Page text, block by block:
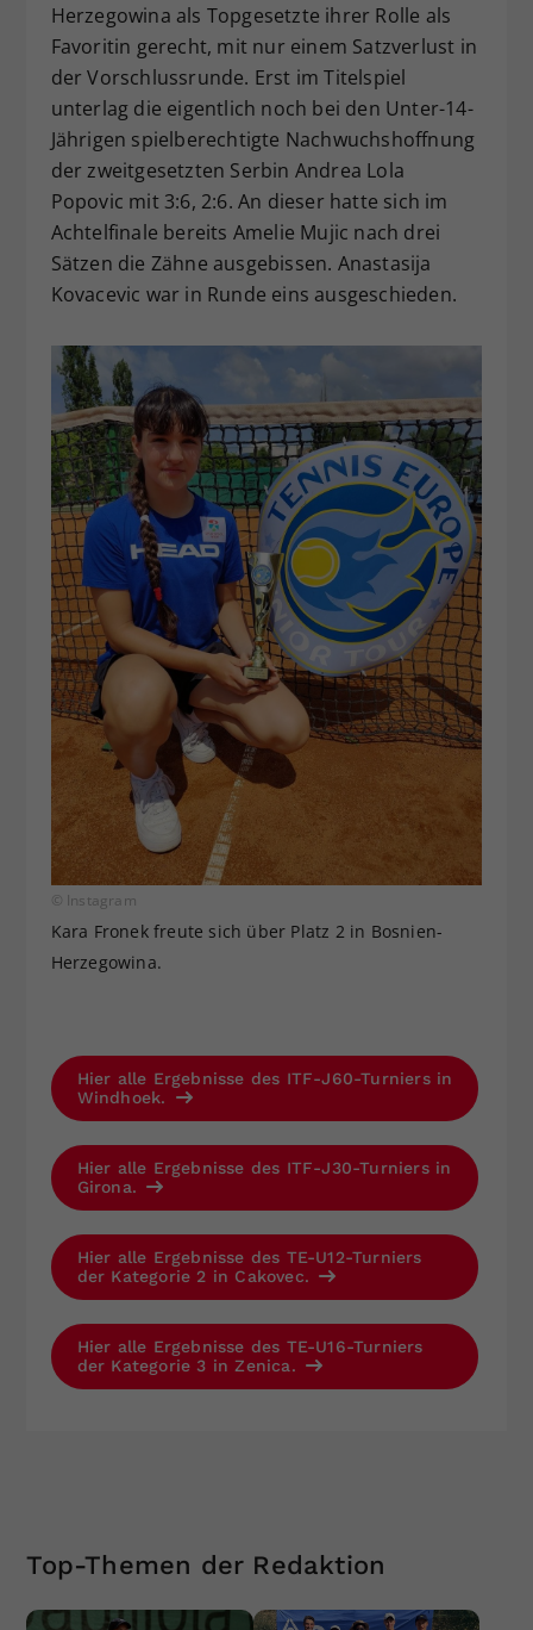
Herzegowina als Topgesetzte ihrer Rolle als
Favoritin gerecht, mit nur einem Satzverlust in
der Vorschlussrunde. Erst im Titelspiel
unterlag die eigentlich noch bei den Unter-14-
Jährigen spielberechtigte Nachwuchshoffnung
der zweitgesetzten Serbin Andrea Lola
Popovic mit 3:6, 2:6. An dieser hatte sich im
Achtelfinale bereits Amelie Mujic nach drei
Sätzen die Zähne ausgebissen. Anastasija
Kovacevic war in Runde eins ausgeschieden.
© Instagram
Kara Fronek freute sich über Platz 2 in Bosnien-
Herzegowina.
Hier alle Ergebnisse des ITF-J60-Turniers in
Windhoek.
Hier alle Ergebnisse des ITF-J30-Turniers in
Girona.
Hier alle Ergebnisse des TE-U12-Turniers
der Kategorie 2 in Cakovec.
Hier alle Ergebnisse des TE-U16-Turniers
der Kategorie 3 in Zenica.
Top-Themen der Redaktion